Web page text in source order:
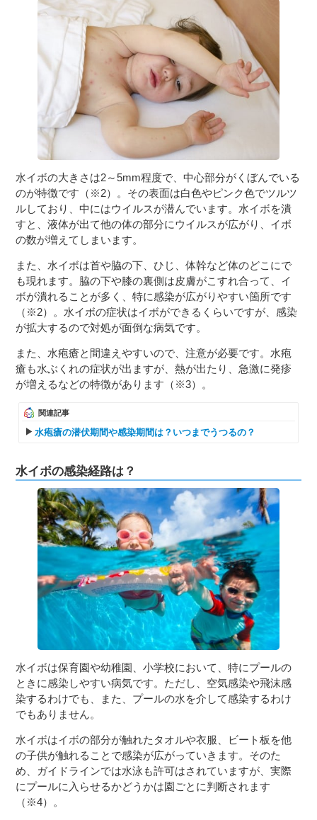
水イボの大きさは2～5mm程度で、中心部分がくぼんでいる
のが特徴です（※2）。その表面は白色やピンク色でツルツ
ルしており、中にはウイルスが潜んでいます。水イボを潰
すと、液体が出て他の体の部分にウイルスが広がり、イボ
の数が増えてしまいます。
また、水イボは首や脇の下、ひじ、体幹など体のどこにで
も現れます。脇の下や膝の裏側は皮膚がこすれ合って、イ
ボが潰れることが多く、特に感染が広がりやすい箇所です
（※2）。水イボの症状はイボができるくらいですが、感染
が拡大するので対処が面倒な病気です。
また、水疱瘡と間違えやすいので、注意が必要です。水疱
瘡も水ぶくれの症状が出ますが、熱が出たり、急激に発疹
が増えるなどの特徴があります（※3）。
関連記事
水疱瘡の潜伏期間や感染期間は？いつまでうつるの？
水イボの感染経路は？
水イボは保育園や幼稚園、小学校において、特にプールの
ときに感染しやすい病気です。ただし、空気感染や飛沫感
染するわけでも、また、プールの水を介して感染するわけ
でもありません。
水イボはイボの部分が触れたタオルや衣服、ビート板を他
の子供が触れることで感染が広がっていきます。そのた
め、ガイドラインでは水泳も許可はされていますが、実際
にプールに入らせるかどうかは園ごとに判断されます
（※4）。